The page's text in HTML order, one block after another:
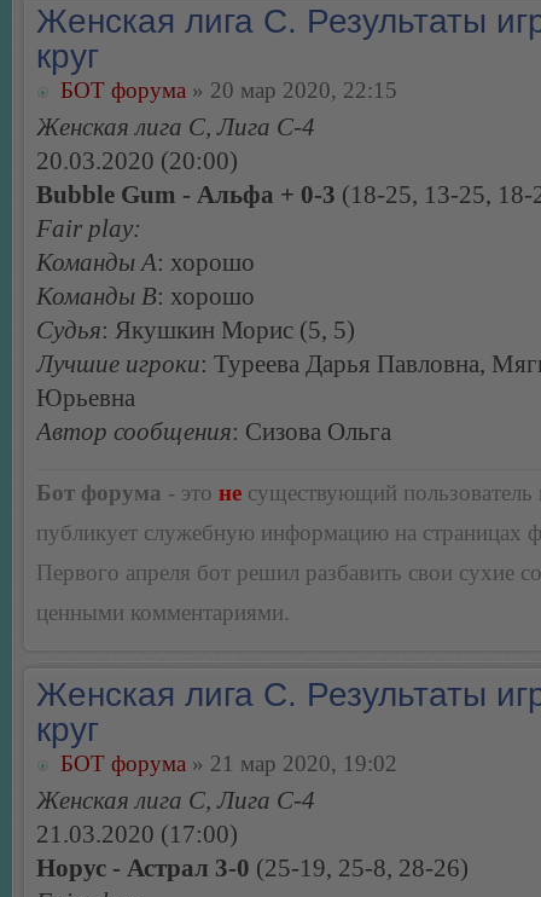
Женская лига С. Результаты
круг
БОТ форума » 20 мар 2020, 22:15
Женская лига С, Лига С-4
20.03.2020 (20:00)
Bubble Gum - Альфа + 0-3 (18-25, 13-25, 18-
Fair play:
Команды А: хорошо
Команды В: хорошо
Судья: Якушкин Морис (5, 5)
Лучшие игроки: Туреева Дарья Павловна,
Юрьевна
Автор сообщения: Сизова Ольга
Бот форума - это не существующий пользователь
публикует служебную информацию на страницах
Первого апреля бот решил разбавить свои сухие
ценными комментариями.
Женская лига С. Результаты
круг
БОТ форума » 21 мар 2020, 19:02
Женская лига С, Лига С-4
21.03.2020 (17:00)
Норус - Астрал 3-0 (25-19, 25-8, 28-26)